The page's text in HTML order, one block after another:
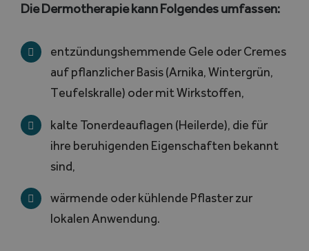
Die Dermotherapie kann Folgendes umfassen:
entzündungshemmende Gele oder Cremes
auf pflanzlicher Basis (Arnika, Wintergrün,
Teufelskralle) oder mit Wirkstoffen,
kalte Tonerdeauflagen (Heilerde), die für
ihre beruhigenden Eigenschaften bekannt
sind,
wärmende oder kühlende Pflaster zur
lokalen Anwendung.